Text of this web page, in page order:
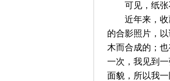
可见，纸张
近年来，
的合影照片，
木而合成的；
一次，我见到一
面貌，所以我